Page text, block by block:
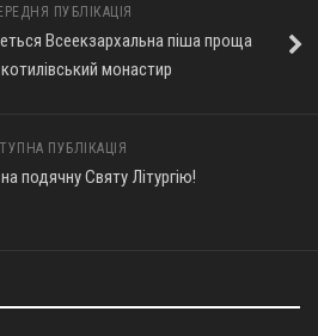
ПУБЛІКАЦІЯ
Всеекзархальна піша проща
монастир
ПУБЛІКАЦІЯ
подячну Святу Літургію!